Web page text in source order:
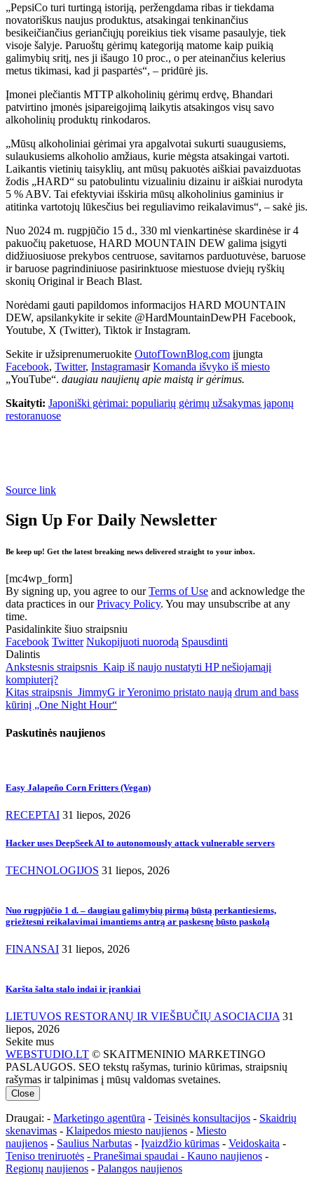
„PepsiCo turi turtingą istoriją, peržengdama ribas ir tiekdama
novatoriškus naujus produktus, atsakingai tenkinančius
besikeičiančius geriančiųjų poreikius tiek visame pasaulyje, tiek
visoje šalyje. Paruoštų gėrimų kategoriją matome kaip puikią
galimybių sritį, nes ji išaugo 10 proc., o per ateinančius kelerius
metus tikimasi, kad ji paspartės“, – pridūrė jis.
Įmonei plečiantis MTTP alkoholinių gėrimų erdvę, Bhandari
patvirtino įmonės įsipareigojimą laikytis atsakingos visų savo
alkoholinių produktų rinkodaros.
„Mūsų alkoholiniai gėrimai yra apgalvotai sukurti suaugusiems,
sulaukusiems alkoholio amžiaus, kurie mėgsta atsakingai vartoti.
Laikantis vietinių taisyklių, ant mūsų pakuotės aiškiai pavaizduotas
žodis „HARD“ su patobulintu vizualiniu dizainu ir aiškiai nurodyta
5 % ABV. Tai efektyviai išskiria mūsų alkoholinius gaminius ir
atitinka vartotojų lūkesčius bei reguliavimo reikalavimus“, – sakė jis.
Nuo 2024 m. rugpjūčio 15 d., 330 ml vienkartinėse skardinėse ir 4
pakuočių paketuose, HARD MOUNTAIN DEW galima įsigyti
didžiuosiuose prekybos centruose, savitarnos parduotuvėse, baruose
ir baruose pagrindiniuose pasirinktuose miestuose dviejų ryškių
skonių Original ir Beach Blast.
Norėdami gauti papildomos informacijos HARD MOUNTAIN
DEW, apsilankykite ir sekite @HardMountainDewPH Facebook,
Youtube, X (Twitter), Tiktok ir Instagram.
Sekite ir užsiprenumeruokite OutofTownBlog.com įjungta
Facebook, Twitter, InstagramasirKomanda išvyko iš miesto
„YouTube“. daugiau naujienų apie maistą ir gėrimus.
Skaityti: Japoniški gėrimai: populiarių gėrimų užsakymas japonų
restoranuose
Source link
Sign Up For Daily Newsletter
Be keep up! Get the latest breaking news delivered straight to your inbox.
[mc4wp_form]
By signing up, you agree to ourTerms of Use and acknowledge the
data practices in ourPrivacy Policy. You may unsubscribe at any
time.
Pasidalinkite šiuo straipsniu
Facebook Twitter Nukopijuoti nuorodą Spausdinti
Dalintis
Ankstesnis straipsnis Kaip iš naujo nustatyti HP nešiojamąjį
kompiuterį?
Kitas straipsnis JimmyG ir Yeronimo pristato naują drum and bass
kūrinį „One Night Hour“
Paskutinės naujienos
Easy Jalapeño Corn Fritters (Vegan)
RECEPTAI 31 liepos, 2026
Hacker uses DeepSeek AI to autonomously attack vulnerable servers
TECHNOLOGIJOS 31 liepos, 2026
Nuo rugpjūčio 1 d. – daugiau galimybių pirmą būstą perkantiesiems,
griežtesni reikalavimai imantiems antrą ar paskesnę būsto paskolą
FINANSAI 31 liepos, 2026
Karšta šalta stalo indai ir įrankiai
LIETUVOS RESTORANŲ IR VIEŠBUČIŲ ASOCIACIJA 31
liepos, 2026
Sekite mus
WEBSTUDIO.LT © SKAITMENINIO MARKETINGO
PASLAUGOS. SEO tekstų rašymas, turinio kūrimas, straipsnių
rašymas ir talpinimas į mūsų valdomas svetaines.
Close
Draugai: - Marketingo agentūra - Teisinės konsultacijos - Skaidrių
skenavimas - Klaipedos miesto naujienos - Miesto
naujienos - Saulius Narbutas - Įvaizdžio kūrimas - Veidoskaita -
Teniso treniruotės - Pranešimai spaudai - Kauno naujienos -
Regionų naujienos - Palangos naujienos